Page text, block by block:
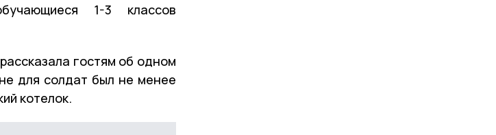
1-3 классов
гостям об одном
для солдат был не менее
котелок.